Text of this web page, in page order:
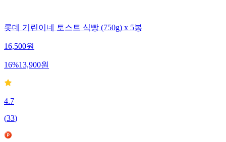
롯데 기린이네 토스트 식빵 (750g) x 5봉
16,500원
16%13,900원
4.7
(33)